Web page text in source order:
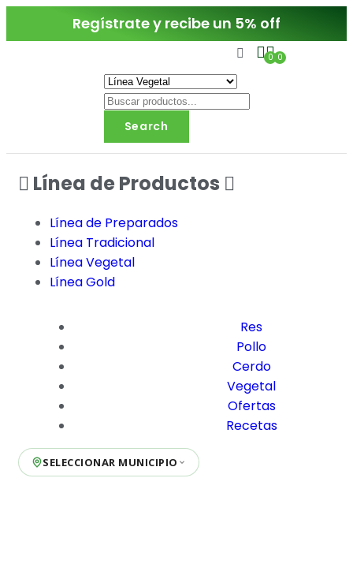
Regístrate y recibe un 5% off
0
0
Search
Línea de Productos
Línea de Preparados
Línea Tradicional
Línea Vegetal
Línea Gold
Res
Pollo
Cerdo
Vegetal
Ofertas
Recetas
SELECCIONAR MUNICIPIO